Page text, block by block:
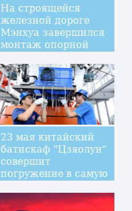
На строящейся
железной дороге
Мэнхуа завершился
монтаж опорной
Ганьцзян
23 мая китайский
батискаф "Цзяолун"
совершит
погружение в самую
поверхности Земли